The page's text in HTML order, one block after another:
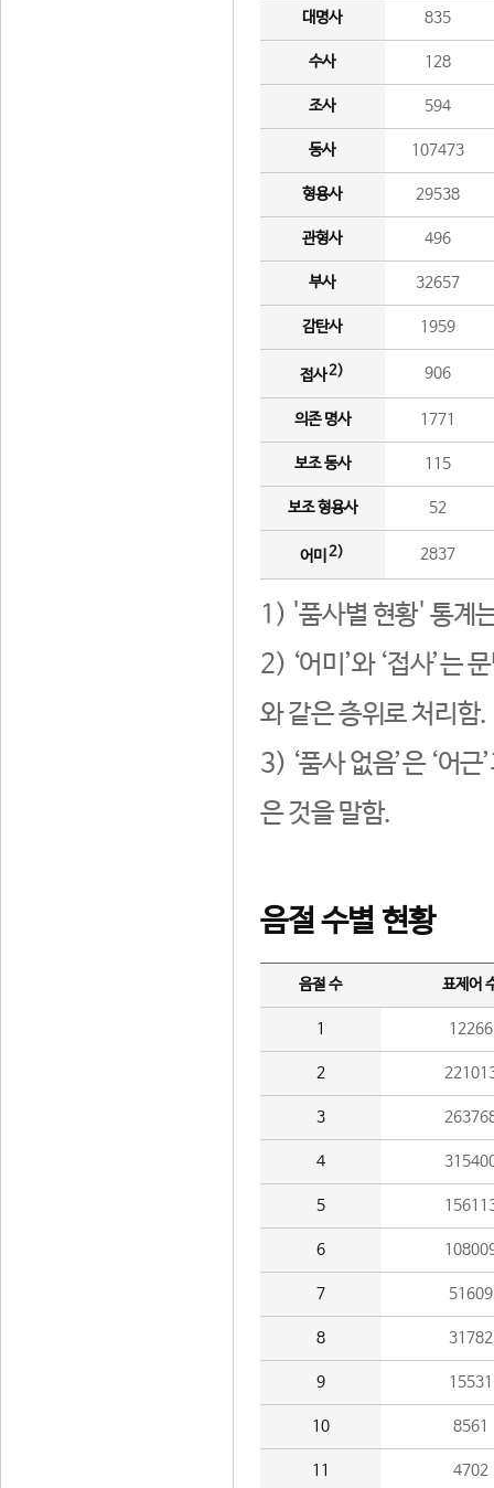
대명사 835
수사 128
조사 594
동사 107473
형용사 29538
관형사 496
부사 32657
감탄사 1959
접사2) 906
의존 명사 1771
보조 동사 115
보조 형용사 52
어미 2) 2837
1) '품사별 현황' 통계
2) ‘어미’와 ‘접사’는
와 같은 층위로 처리함.
3) ‘품사 없음’은 ‘어
은 것을 말함.
음절 수별 현황
음절 수 표제어
1 12266
2
3
4
5
6
7 51609
8 31782
9 15531
10 8561
11 4702